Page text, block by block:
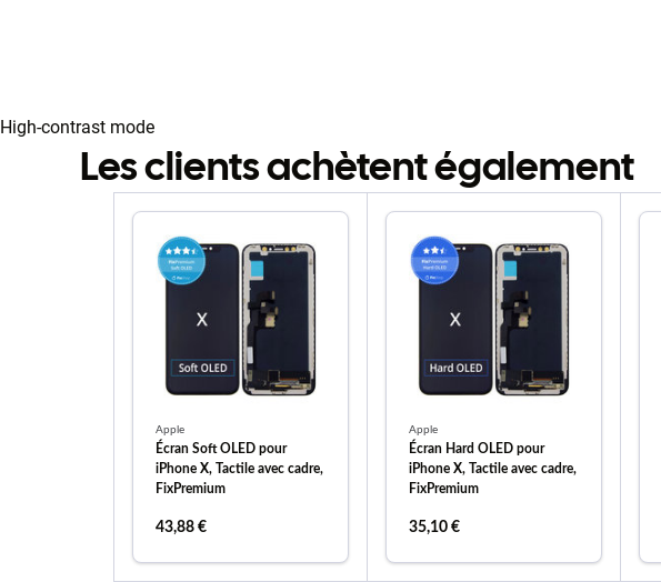
High-contrast mode
Les clients achètent également
Apple
Écran Soft OLED pour
iPhone X, Tactile avec cadre,
FixPremium
43,88 €
Apple
Écran Hard OLED pour
iPhone X, Tactile avec cadre,
FixPremium
35,10 €